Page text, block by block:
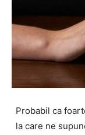
Probabil ca
la care ne